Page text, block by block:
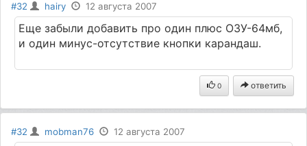
#32 hairy 12 августа 2007
Еще забыли добавить про один плюс ОЗУ-64мб,
и один минус-отсутствие кнопки карандаш.
0 ответить
#32 mobman76 12 августа 2007